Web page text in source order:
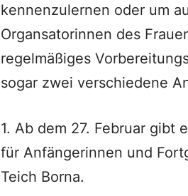
kennenzulernen oder um
Organsatorinnen des
regelmäßiges
sogar zwei verschiedene
1. Ab dem 27. Februar gibt
für Anfängerinnen und
Teich Borna.